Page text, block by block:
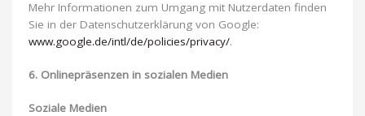
Mehr Informationen zum Umgang mit Nutzerdaten finden
Sie in der Datenschutzerklärung von Google:
www.google.de/intl/de/policies/privacy/.
6. Onlinepräsenzen in sozialen Medien
Soziale Medien